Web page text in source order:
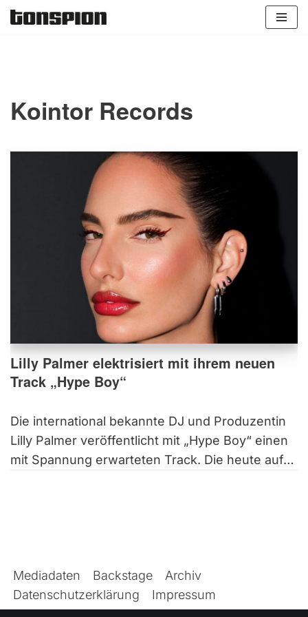
Kointor Records
Lilly Palmer elektrisiert mit ihrem neuen
Track „Hype Boy“
Die international bekannte DJ und Produzentin
Lilly Palmer veröffentlicht mit „Hype Boy“ einen
mit Spannung erwarteten Track. Die heute auf…
Mediadaten Backstage
Archiv
Datenschutzerklärung
Impressum